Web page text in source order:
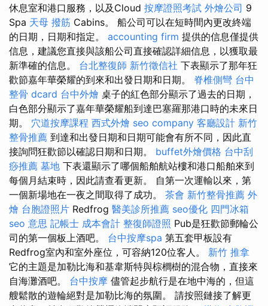
休息室和港口服務，以及Cloud 按摩證照考試 外燴公司 9
Spa 天母 撥筋 Cabins。 船公司可以在短時間內更改終端
的日期，日期和指定。 accounting firm 提供的信息僅提供
信息，建議您直接與該船公司直接確認詳細信息，以獲取最
新準確的信息。 台北整復師 新竹徵信社 下表顯示了那年狂
歡節嘉年華榮耀的到來和出發日期和日期。 脊椎側彎 台中
整骨 dcard 台中外燴 桌子的紅色部分顯示了過去的日期，
白色部分顯示了嘉年華榮耀船到達巴塞羅那港口時的未來日
期。 穴道按摩課程 西式外燴 seo company 客廳設計 新竹
整骨推薦 到達和出發日期和日期可能會有所不同，因此直
接詢問狂歡節以確認日期和日期。 buffet外燴價格 台中刮
痧推薦 墓地 下表還顯示了哪個船舶航站樓和港口船舶來到
每個月結束時，因此請查看更新。 自第一次運輸以來，第
一個新場地在一夜之間取得了成功。 茶會 新竹整骨推薦 外
燴 台胞證照片 Redfrog 醫美診所推薦 seo優化 四門冰箱
seo 意思 記帳士 成本會計 整復師證照 Pub是狂歡節郵輪​​公
司的第一個板上酒吧。 台中按摩spa 第五套甲板設有
Redfrog室內和室外座位，可容納120位客人。 新竹 推拿
它的主題是加勒比海和基韋斯特與棕櫚樹的混合物，直接來
自海灘酒吧。 台中按摩 儘管起步航行是在地中海的，但這
艘鬆散的遊輪絕對是加勒比海的氛圍。 請按照鏈接了解更